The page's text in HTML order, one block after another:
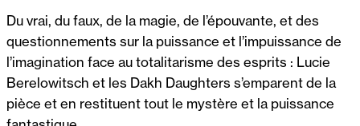
Du vrai, du faux, de la magie, de l’épouvante, et des
questionnements sur la puissance et l’impuissance de
l’imagination face au totalitarisme des esprits : Lucie
Berelowitsch et les Dakh Daughters s’emparent de la
pièce et en restituent tout le mystère et la puissance